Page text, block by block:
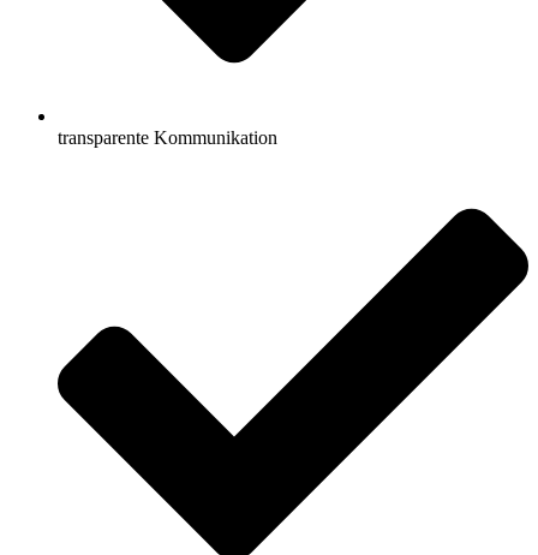
transparente Kommunikation